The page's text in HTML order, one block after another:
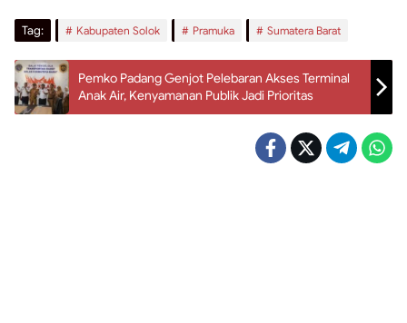
Tag: Kabupaten Solok Pramuka Sumatera Barat
Pemko Padang Genjot Pelebaran Akses Terminal
Anak Air, Kenyamanan Publik Jadi Prioritas